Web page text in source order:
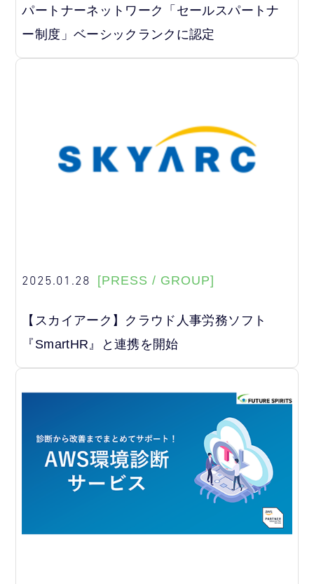
パートナーネットワーク「セールスパートナ
ー制度」ベーシックランクに認定
2025.01.28 [PRESS / GROUP]
【スカイアーク】クラウド人事労務ソフト
『SmartHR』と連携を開始